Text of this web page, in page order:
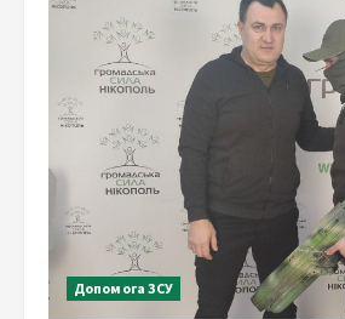
Допомога ЗСУ